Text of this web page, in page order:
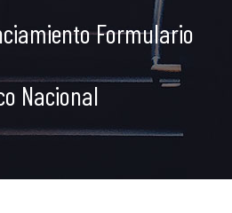
Formulario
Nacional